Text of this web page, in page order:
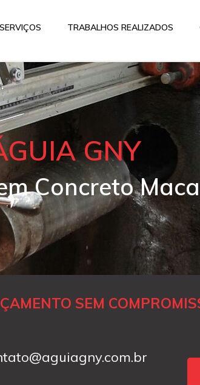
SERVIÇOS TRABALHOS REALIZADOS
GNY
Concreto
SEM